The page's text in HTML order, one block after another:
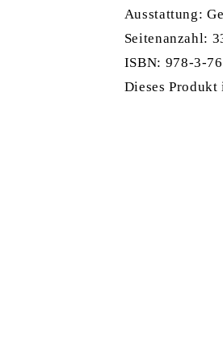
Ausstattung:
Seitenanzahl:
ISBN: 978-3-
Dieses